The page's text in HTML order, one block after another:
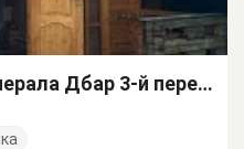
Коттедж под-ключ Генерала Дбар 3-й переулок 3